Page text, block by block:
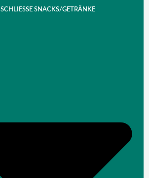
SCHLIESSE SNACKS/GETRÄNKE